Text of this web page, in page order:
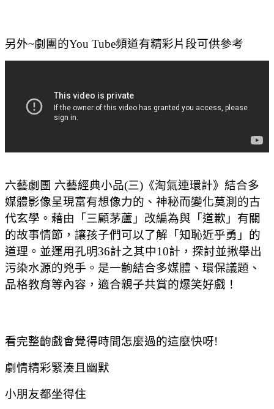
另外~劇團的You Tube頻道有精彩片段可供參考
六藝劇團 六藝經典小品(三)《淘氣連環計》結合多
媒體影像呈現富有想像力的、神秘而變化莫測的古
代玄學。藉由「三顧茅蘆」改編為與「道歉」有關
的故事情節，讓孩子們可以了解「知恥近乎勇」的
道理。並運用孔明36計之其中10計，探討並揪舉出
污染水源的兇手。是一齣結合多媒體、環保議題、
品格教育等內容，適合親子共賞的爆笑好戲！
看完整齣戲會覺得時間怎麼過的這麼快呀!
劇情精彩緊湊且幽默
小朋友都坐得住